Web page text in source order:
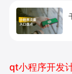
qt小程序开发